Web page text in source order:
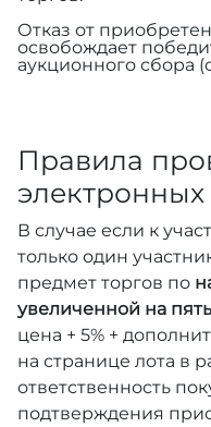
Отказ от
освобождает
аукционного сбора
Правила
электронных
В случае если к
только один
предмет торгов по
увеличенной на
цена + 5% +
на странице лота в
ответственность
подтверждения